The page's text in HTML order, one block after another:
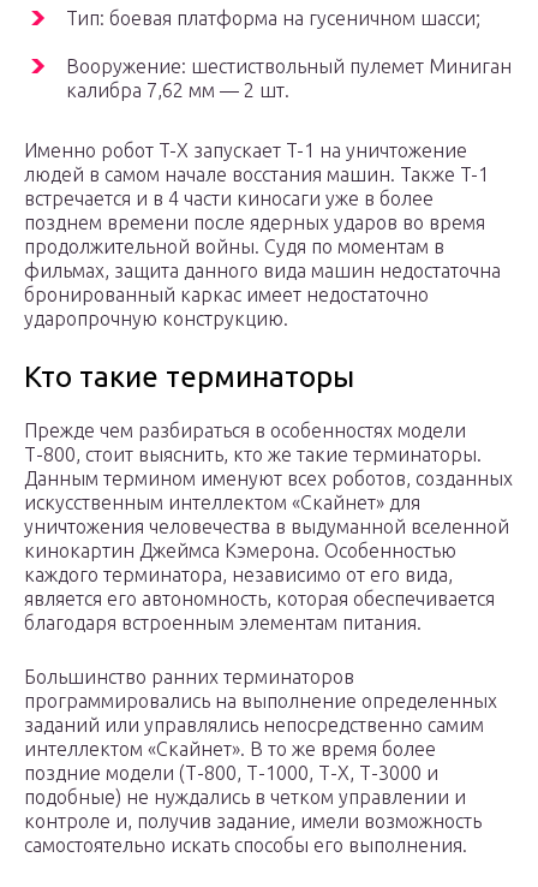
Тип: боевая платформа на гусеничном шасси;
Вооружение: шестиствольный пулемет Миниган
калибра 7,62 мм — 2 шт.
Именно робот T-X запускает T-1 на уничтожение
людей в самом начале восстания машин. Также T-1
встречается и в 4 части киносаги уже в более
позднем времени после ядерных ударов во время
продолжительной войны. Судя по моментам в
фильмах, защита данного вида машин недостаточна
бронированный каркас имеет недостаточно
ударопрочную конструкцию.
Кто такие терминаторы
Прежде чем разбираться в особенностях модели
Т-800, стоит выяснить, кто же такие терминаторы.
Данным термином именуют всех роботов, созданных
искусственным интеллектом «Скайнет» для
уничтожения человечества в выдуманной вселенной
кинокартин Джеймса Кэмерона. Особенностью
каждого терминатора, независимо от его вида,
является его автономность, которая обеспечивается
благодаря встроенным элементам питания.
Большинство ранних терминаторов
программировались на выполнение определенных
заданий или управлялись непосредственно самим
интеллектом «Скайнет». В то же время более
поздние модели (Т-800, Т-1000, Т-Х, Т-3000 и
подобные) не нуждались в четком управлении и
контроле и, получив задание, имели возможность
самостоятельно искать способы его выполнения.